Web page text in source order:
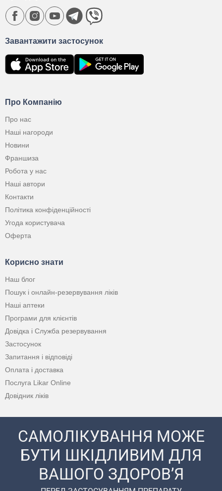
Про Компанію
Про нас
Наші нагороди
Новини
Франшиза
Робота у нас
Наші автори
Контакти
Політика конфіденційності
Угода користувача
Оферта
Корисно знати
Наш блог
Пошук і онлайн-резервування ліків
Наші аптеки
Програми для клієнтів
Довідка і Служба резервування
Застосунок
Запитання і відповіді
Оплата і доставка
Послуга Likar Online
Довідник ліків
Завантажити застосунок
САМОЛІКУВАННЯ МОЖЕ
БУТИ ШКІДЛИВИМ ДЛЯ
ВАШОГО ЗДОРОВ’Я